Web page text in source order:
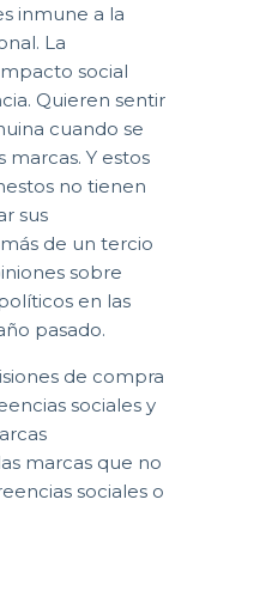
inmune a la
La
social
Quieren sentir
cuando se
marcas. Y estos
no tienen
sus
de un tercio
sobre
en las
pasado.
de compra
sociales y
marcas que no
sociales o